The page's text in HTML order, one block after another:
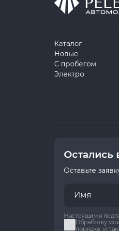
Каталог
Новые
С пробегом
Электро
Остались
Оставьте
Настоящим я
Обработку
порядке,